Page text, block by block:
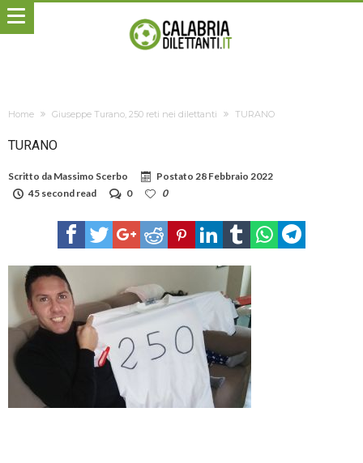
Home Giuseppe Turano, 250 reti nei dilettanti TURANO
TURANO
Scritto da Massimo Scerbo Postato 28 Febbraio 2022
45 second read
0 0